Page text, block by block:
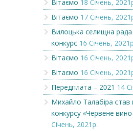
Вітаємо 18 Січень,
Вітаємо 17 Січень,
Вилоцька селищна
конкурс 16 Січень,
Вітаємо 16 Січень,
Вітаємо 16 Січень,
Передплата – 2021 14
Михайло Талабіра став
конкурсу «Червене
Січень, 2021р.